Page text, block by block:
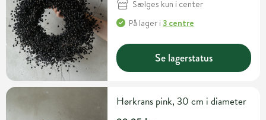
Sælges kun i center
På lager i3 centre
Se lagerstatus
Hørkrans pink, 30 cm i diameter